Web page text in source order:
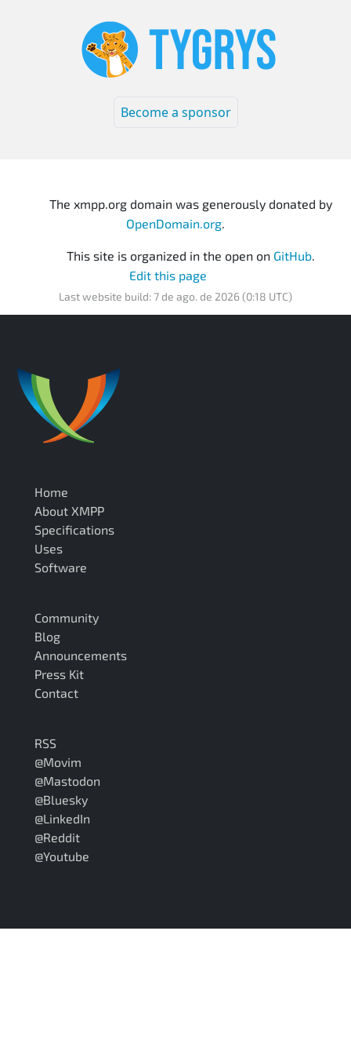
Become a sponsor
The xmpp.org domain was generously donated by
OpenDomain.org.
This site is organized in the open on GitHub.
Edit this page
Last website build: 7 de ago. de 2026 (0:18 UTC)
Home
About XMPP
Specifications
Uses
Software
Community
Blog
Announcements
Press Kit
Contact
RSS
@Movim
@Mastodon
@Bluesky
@LinkedIn
@Reddit
@Youtube